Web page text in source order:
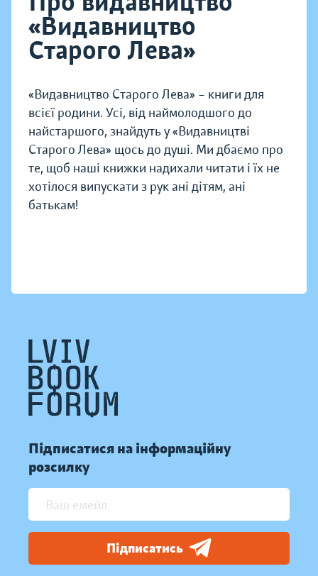
«Видавництво
Старого Лева»
«Видавництво Старого Лева» – книги для
всієї родини. Усі, від наймолодшого до
найстаршого, знайдуть у «Видавництві
Старого Лева» щось до душі. Ми дбаємо про
те, щоб наші книжки надихали читати і їх не
хотілося випускати з рук ані дітям, ані
батькам!
Підписатися на інформаційну
розсилку
Підписатись